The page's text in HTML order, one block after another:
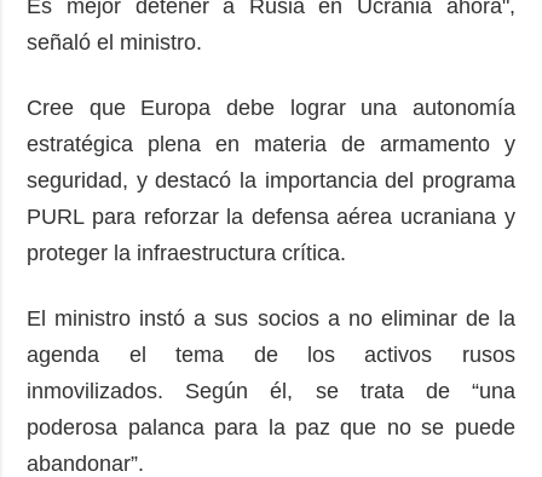
Es mejor detener a Rusia en Ucrania ahora",
señaló el ministro.
Cree que Europa debe lograr una autonomía
estratégica plena en materia de armamento y
seguridad, y destacó la importancia del programa
PURL para reforzar la defensa aérea ucraniana y
proteger la infraestructura crítica.
El ministro instó a sus socios a no eliminar de la
agenda el tema de los activos rusos
inmovilizados. Según él, se trata de “una
poderosa palanca para la paz que no se puede
abandonar”.